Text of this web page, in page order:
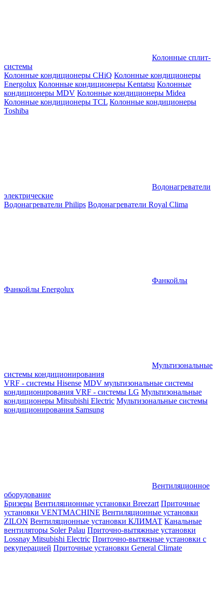
Колонные сплит-
системы
Колонные кондиционеры CHiQ Колонные кондиционеры
Energolux Колонные кондиционеры Kentatsu Колонные
кондиционеры MDV Колонные кондиционеры Midea
Колонные кондиционеры TCL Колонные кондиционеры
Toshiba
Водонагреватели
электрические
Водонагреватели Philips Водонагреватели Royal Clima
Фанкойлы
Фанкойлы Energolux
Мультизональные
системы кондиционирования
VRF - системы Hisense MDV мультизональные системы
кондиционирования VRF - системы LG Мультизональные
кондиционеры Mitsubishi Electric Мультизональные системы
кондиционирования Samsung
Вентиляционное
оборудование
Бризеры Вентиляционные установки Breezart Приточные
установки VENTMACHINE Вентиляционные установки
ZILON Вентиляционные установки КЛИМАТ Канальные
вентиляторы Soler Palau Приточно-вытяжные установки
Lossnay Mitsubishi Electric Приточно-вытяжные установки с
рекуперацией Приточные установки General Climate